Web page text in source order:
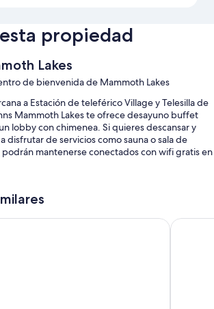
propiedad
Lakes
de bienvenida de Mammoth Lakes
a Estación de teleférico Village y Telesilla de
Mammoth Lakes te ofrece desayuno buffet
lobby con chimenea. Si quieres descansar y
disfrutar de servicios como sauna o sala de
podrán mantenerse conectados con wifi gratis en
CA